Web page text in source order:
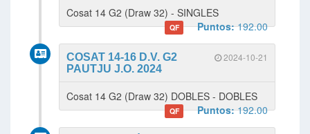
Cosat 14 G2 (Draw 32) - SINGLES
QF Puntos:192.00
2024-10-21
COSAT 14-16 D.V. G2
PAUTJU J.O. 2024
Cosat 14 G2 (Draw 32) DOBLES - DOBLES
QF Puntos:192.00